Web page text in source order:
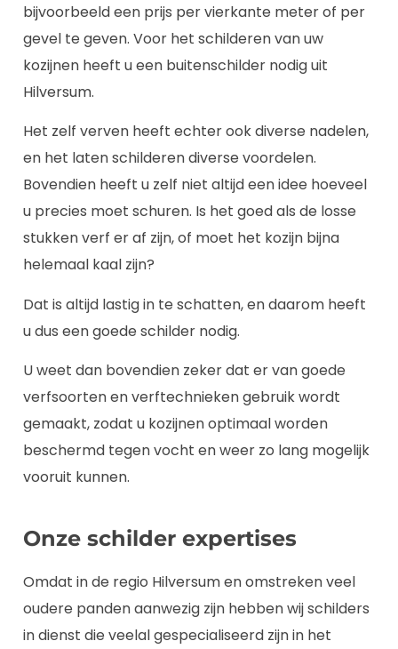
bijvoorbeeld een prijs per vierkante meter of per
gevel te geven. Voor het schilderen van uw
kozijnen heeft u een buitenschilder nodig uit
Hilversum.
Het zelf verven heeft echter ook diverse nadelen,
en het laten schilderen diverse voordelen.
Bovendien heeft u zelf niet altijd een idee hoeveel
u precies moet schuren. Is het goed als de losse
stukken verf er af zijn, of moet het kozijn bijna
helemaal kaal zijn?
Dat is altijd lastig in te schatten, en daarom heeft
u dus een goede schilder nodig.
U weet dan bovendien zeker dat er van goede
verfsoorten en verftechnieken gebruik wordt
gemaakt, zodat u kozijnen optimaal worden
beschermd tegen vocht en weer zo lang mogelijk
vooruit kunnen.
Onze schilder expertises
Omdat in de regio Hilversum en omstreken veel
oudere panden aanwezig zijn hebben wij schilders
in dienst die veelal gespecialiseerd zijn in het